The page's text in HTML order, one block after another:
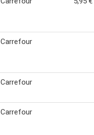
Carrefour
Carrefour
Carrefour